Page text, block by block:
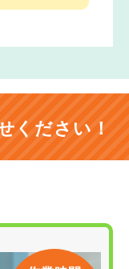
ください！